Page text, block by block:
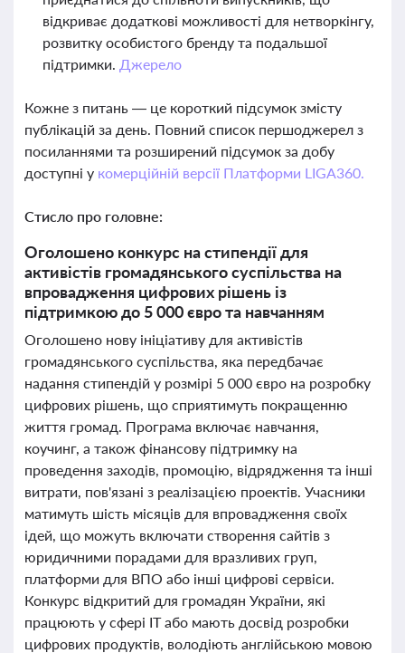
відкриває додаткові можливості для нетворкінгу,
розвитку особистого бренду та подальшої
підтримки. Джерело
Кожне з питань — це короткий підсумок змісту
публікацій за день. Повний список першоджерел з
посиланнями та розширений підсумок за добу
доступні у комерційній версії Платформи LIGA360.
Стисло про головне:
Оголошено конкурс на стипендії для
активістів громадянського суспільства на
впровадження цифрових рішень із
підтримкою до 5 000 євро та навчанням
Оголошено нову ініціативу для активістів
громадянського суспільства, яка передбачає
надання стипендій у розмірі 5 000 євро на розробку
цифрових рішень, що сприятимуть покращенню
життя громад. Програма включає навчання,
коучинг, а також фінансову підтримку на
проведення заходів, промоцію, відрядження та інші
витрати, пов'язані з реалізацією проектів. Учасники
матимуть шість місяців для впровадження своїх
ідей, що можуть включати створення сайтів з
юридичними порадами для вразливих груп,
платформи для ВПО або інші цифрові сервіси.
Конкурс відкритий для громадян України, які
працюють у сфері IT або мають досвід розробки
цифрових продуктів, володіють англійською мовою